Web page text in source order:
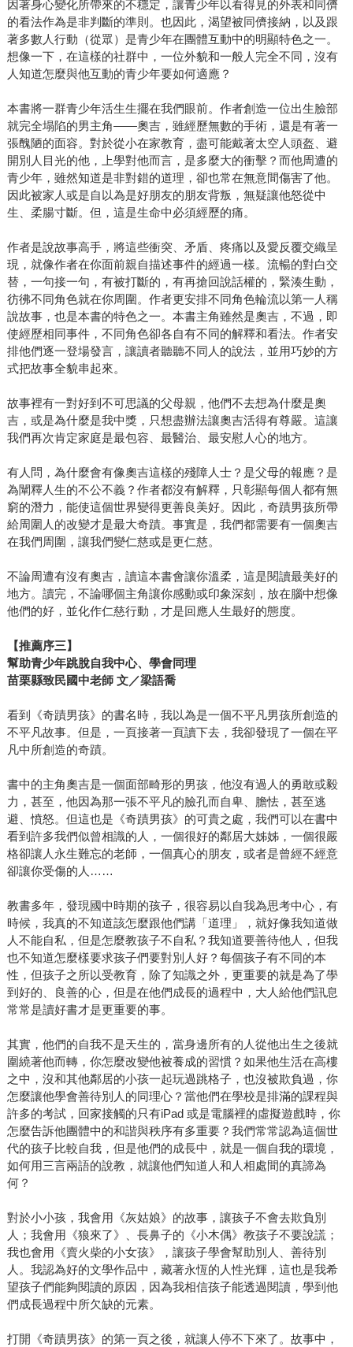
因著身心變化所帶來的不穩定，讓青少年以看得見的外表和同儕
的看法作為是非判斷的準則。也因此，渴望被同儕接納，以及跟
著多數人行動（從眾）是青少年在團體互動中的明顯特色之一。
想像一下，在這樣的社群中，一位外貌和一般人完全不同，沒有
人知道怎麼與他互動的青少年要如何適應？
本書將一群青少年活生生擺在我們眼前。作者創造一位出生臉部
就完全塌陷的男主角——奧吉，雖經歷無數的手術，還是有著一
張醜陋的面容。對於從小在家教育，盡可能戴著太空人頭盔、避
開別人目光的他，上學對他而言，是多麼大的衝擊？而他周遭的
青少年，雖然知道是非對錯的道理，卻也常在無意間傷害了他。
因此被家人或是自以為是好朋友的朋友背叛，無疑讓他怒從中
生、柔腸寸斷。但，這是生命中必須經歷的痛。
作者是說故事高手，將這些衝突、矛盾、疼痛以及愛反覆交織呈
現，就像作者在你面前親自描述事件的經過一樣。流暢的對白交
替，一句接一句，有被打斷的，有再搶回說話權的，緊湊生動，
彷彿不同角色就在你周圍。作者更安排不同角色輪流以第一人稱
說故事，也是本書的特色之一。本書主角雖然是奧吉，不過，即
使經歷相同事件，不同角色卻各自有不同的解釋和看法。作者安
排他們逐一登場發言，讓讀者聽聽不同人的說法，並用巧妙的方
式把故事全貌串起來。
故事裡有一對好到不可思議的父母親，他們不去想為什麼是奧
吉，或是為什麼是我中獎，只想盡辦法讓奧吉活得有尊嚴。這讓
我們再次肯定家庭是最包容、最醫治、最安慰人心的地方。
有人問，為什麼會有像奧吉這樣的殘障人士？是父母的報應？是
為闡釋人生的不公不義？作者都沒有解釋，只彰顯每個人都有無
窮的潛力，能使這個世界變得更善良美好。因此，奇蹟男孩所帶
給周圍人的改變才是最大奇蹟。事實是，我們都需要有一個奧吉
在我們周圍，讓我們變仁慈或是更仁慈。
不論周遭有沒有奧吉，讀這本書會讓你溫柔，這是閱讀最美好的
地方。讀完，不論哪個主角讓你感動或印象深刻，放在腦中想像
他們的好，並化作仁慈行動，才是回應人生最好的態度。
【推薦序三】
幫助青少年跳脫自我中心、學會同理
苗栗縣致民國中老師 文／梁語喬
看到《奇蹟男孩》的書名時，我以為是一個不平凡男孩所創造的
不平凡故事。但是，一頁接著一頁讀下去，我卻發現了一個在平
凡中所創造的奇蹟。
書中的主角奧吉是一個面部畸形的男孩，他沒有過人的勇敢或毅
力，甚至，他因為那一張不平凡的臉孔而自卑、膽怯，甚至逃
避、憤怒。但這也是《奇蹟男孩》的可貴之處，我們可以在書中
看到許多我們似曾相識的人，一個很好的鄰居大姊姊，一個很嚴
格卻讓人永生難忘的老師，一個真心的朋友，或者是曾經不經意
卻讓你受傷的人……
教書多年，發現國中時期的孩子，很容易以自我為思考中心，有
時候，我真的不知道該怎麼跟他們講「道理」，就好像我知道做
人不能自私，但是怎麼教孩子不自私？我知道要善待他人，但我
也不知道怎麼樣要求孩子們要對別人好？每個孩子有不同的本
性，但孩子之所以受教育，除了知識之外，更重要的就是為了學
到好的、良善的心，但是在他們成長的過程中，大人給他們訊息
常常是讀好書才是更重要的事。
其實，他們的自我不是天生的，當身邊所有的人從他出生之後就
圍繞著他而轉，你怎麼改變他被養成的習慣？如果他生活在高樓
之中，沒和其他鄰居的小孩一起玩過跳格子，也沒被欺負過，你
怎麼讓他學會善待別人的同理心？當他們在學校是排滿的課程與
許多的考試，回家接觸的只有iPad 或是電腦裡的虛擬遊戲時，你
怎麼告訴他團體中的和諧與秩序有多重要？我們常常認為這個世
代的孩子比較自我，但是他們的成長中，就是一個自我的環境，
如何用三言兩語的說教，就讓他們知道人和人相處間的真諦為
何？
對於小小孩，我會用《灰姑娘》的故事，讓孩子不會去欺負別
人；我會用《狼來了》、長鼻子的《小木偶》教孩子不要說謊；
我也會用《賣火柴的小女孩》，讓孩子學會幫助別人、善待別
人。我認為好的文學作品中，藏著永恆的人性光輝，這也是我希
望孩子們能夠閱讀的原因，因為我相信孩子能透過閱讀，學到他
們成長過程中所欠缺的元素。
打開《奇蹟男孩》的第一頁之後，就讓人停不下來了。故事中，